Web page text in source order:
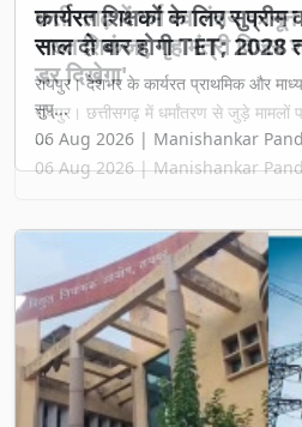
छत्तीसगढ़ में धर्म स्वातंत्र्य
सख्त शिकंजा, गृह मंत्री विजय
डर दिखेगा'
रायपुर। छत्तीसगढ़ में धर्मांतरण से जुड़े मामलों
...
06 Aug 2026 | Manishankar